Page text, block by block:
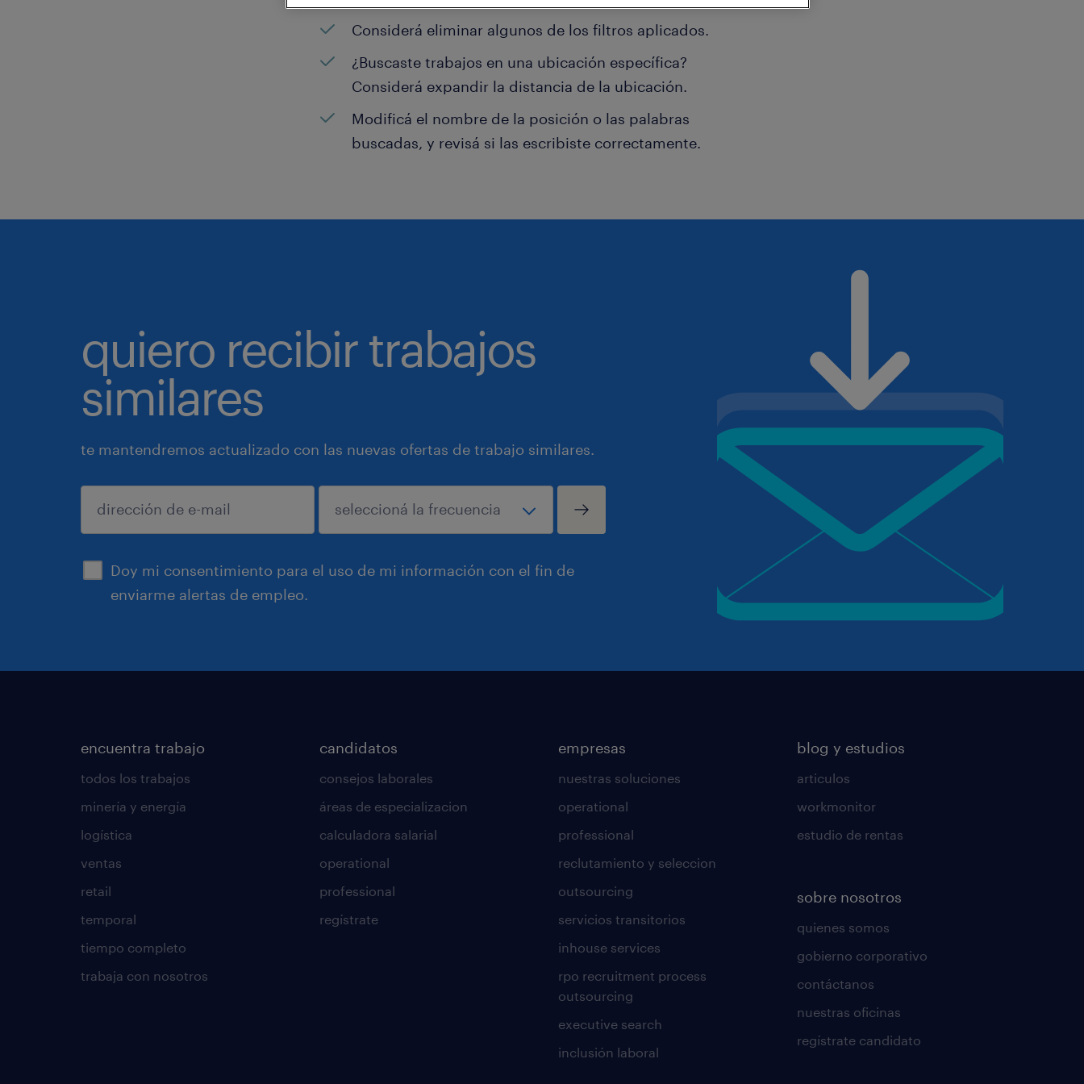
Considerá eliminar algunos de los filtros aplicados.
¿Buscaste trabajos en una ubicación específica?
Considerá expandir la distancia de la ubicación.
Modificá el nombre de la posición o las palabras
buscadas, y revisá si las escribiste correctamente.
quiero recibir trabajos
similares
te mantendremos actualizado con las nuevas ofertas de trabajo similares.
Doy mi consentimiento para el uso de mi información con el fin de
enviarme alertas de empleo.
enviar
encuentra trabajo
todos los trabajos
minería y energía
logística
ventas
retail
temporal
tiempo completo
trabaja con nosotros
candidatos
consejos laborales
áreas de especializacion
calculadora salarial
operational
professional
regístrate
empresas
nuestras soluciones
operational
professional
reclutamiento y seleccion
outsourcing
servicios transitorios
inhouse services
rpo recruitment process
outsourcing
executive search
inclusión laboral
blog y estudios
articulos
workmonitor
estudio de rentas
sobre nosotros
quienes somos
gobierno corporativo
contáctanos
nuestras oficinas
regístrate candidato